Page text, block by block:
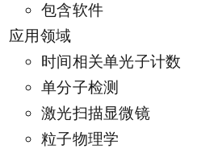
包含软件
应用领域
时间相关单光子计数
单分子检测
激光扫描显微镜
粒子物理学